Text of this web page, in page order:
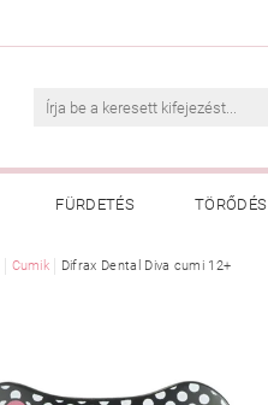
FÜRDETÉS TÖRŐDÉS
VÁSÁRLÁSI FELTÉTELEK
Cumik Difrax Dental Diva cumi 12+